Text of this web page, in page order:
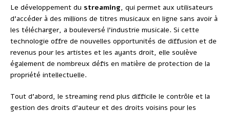
Le développement du streaming, qui permet aux utilisateurs
d’accéder à des millions de titres musicaux en ligne sans avoir à
les télécharger, a bouleversé l’industrie musicale. Si cette
technologie offre de nouvelles opportunités de diffusion et de
revenus pour les artistes et les ayants droit, elle soulève
également de nombreux défis en matière de protection de la
propriété intellectuelle.
Tout d’abord, le streaming rend plus difficile le contrôle et la
gestion des droits d’auteur et des droits voisins pour les